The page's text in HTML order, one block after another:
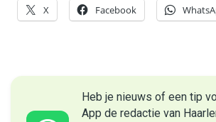
X Facebook
Heb je nieuws of een tip
App de redactie van